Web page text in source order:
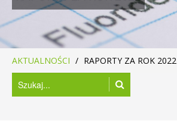
AKTUALNOŚCI / RAPORTY ZA ROK 2022